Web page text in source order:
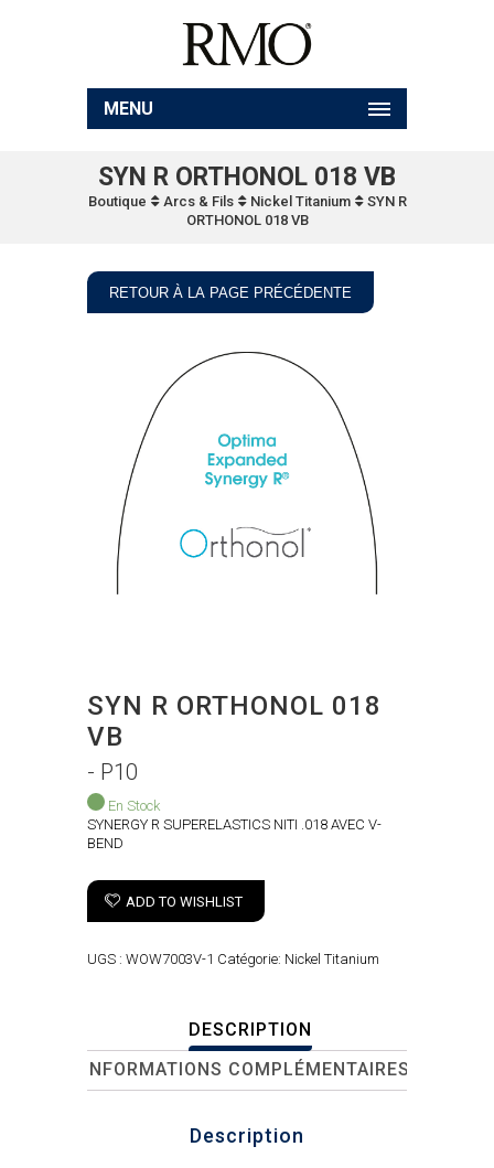
MENU
SYN R ORTHONOL 018 VB
Boutique Arcs & Fils Nickel Titanium
SYN R
ORTHONOL 018 VB
RETOUR À LA PAGE PRÉCÉDENTE
SYN R ORTHONOL 018
VB
- P10
En Stock
SYNERGY R SUPERELASTICS NITI .018 AVEC V-
BEND
ADD TO WISHLIST
UGS : WOW7003V-1 Catégorie: Nickel Titanium
DESCRIPTION
INFORMATIONS COMPLÉMENTAIRES
Description